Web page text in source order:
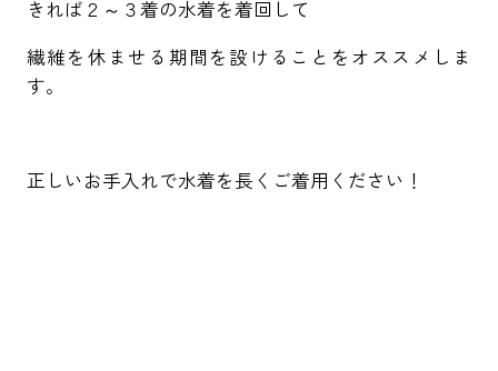
きれば２～３着の水着を着回して
繊維を休ませる期間を設けることをオススメしま
す。
正しいお手入れで水着を長くご着用ください！